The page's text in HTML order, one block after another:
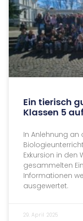
Ein tierisch
Klassen 5
In Anlehnung
Exkursion in den
gesammelten
Informationen
ausgewertet.
29. April 2025